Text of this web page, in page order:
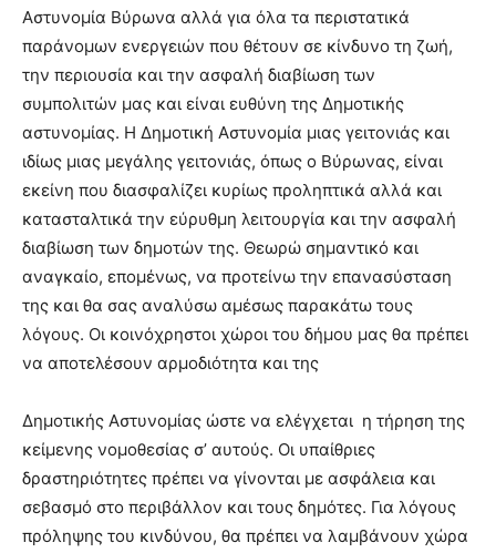
Αστυνομία Βύρωνα αλλά για όλα τα περιστατικά
παράνομων ενεργειών που θέτουν σε κίνδυνο τη ζωή,
την περιουσία και την ασφαλή διαβίωση των
συμπολιτών μας και είναι ευθύνη της Δημοτικής
αστυνομίας. Η Δημοτική Αστυνομία μιας γειτονιάς και
ιδίως μιας μεγάλης γειτονιάς, όπως ο Βύρωνας, είναι
εκείνη που διασφαλίζει κυρίως προληπτικά αλλά και
κατασταλτικά την εύρυθμη λειτουργία και την ασφαλή
διαβίωση των δημοτών της. Θεωρώ σημαντικό και
αναγκαίο, επομένως, να προτείνω την επανασύσταση
της και θα σας αναλύσω αμέσως παρακάτω τους
λόγους. Οι κοινόχρηστοι χώροι του δήμου μας θα πρέπει
να αποτελέσουν αρμοδιότητα και της
Δημοτικής Αστυνομίας ώστε να ελέγχεται η τήρηση της
κείμενης νομοθεσίας σ’ αυτούς. Οι υπαίθριες
δραστηριότητες πρέπει να γίνονται με ασφάλεια και
σεβασμό στο περιβάλλον και τους δημότες. Για λόγους
πρόληψης του κινδύνου, θα πρέπει να λαμβάνουν χώρα